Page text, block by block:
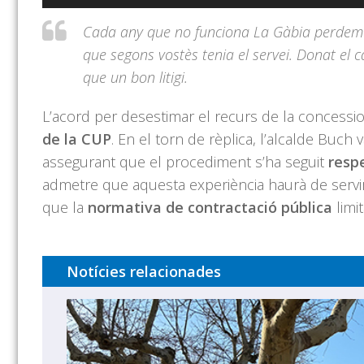
d'àudio
Cada any que no funciona La Gàbia
que segons vostès tenia el servei. Donat
que un bon litigi.
L’acord per desestimar el recurs de la
de la CUP. En el torn de rèplica, l’alcalde Buch
assegurant que el procediment s’ha seguit
admetre que aquesta experiència haurà de
que la normativa de contractació pública
Notícies relacionades